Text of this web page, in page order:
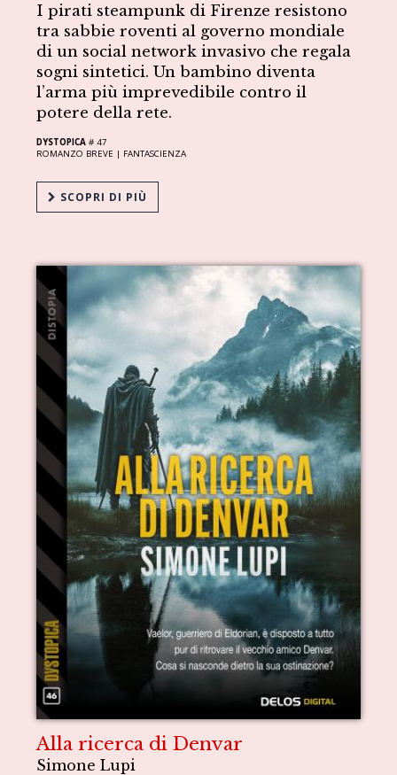
I pirati steampunk di Firenze resistono
tra sabbie roventi al governo mondiale
di un social network invasivo che regala
sogni sintetici. Un bambino diventa
l’arma più imprevedibile contro il
potere della rete.
DYSTOPICA # 47
ROMANZO BREVE | FANTASCIENZA
SCOPRI DI PIÙ
Alla ricerca di Denvar
Simone Lupi